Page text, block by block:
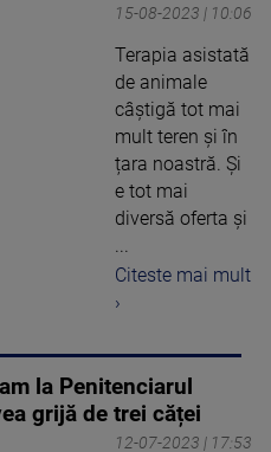
15-08-2023 | 10:06
Terapia asistată
de animale
câștigă tot mai
mult teren și în
țara noastră. Și
e tot mai
diversă oferta și
...
Citeste mai mult
›
la Penitenciarul
grijă de trei căței
12-07-2023 | 17:53